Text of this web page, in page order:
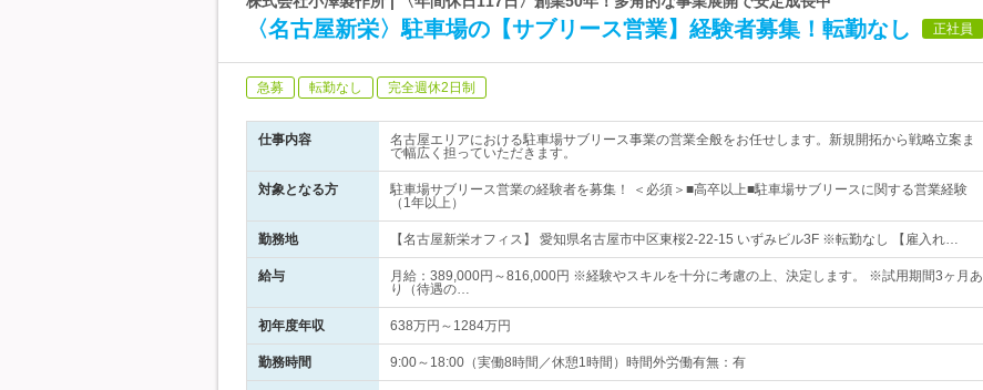
〈名古屋新栄〉駐車場の【サブリース営業】経験者募集！転勤なし 正社員
急募 転勤なし 完全週休2日制
仕事内容
名古屋エリアにおける駐車場サブリース事業の営業全般をお任せします。新規開拓から戦略立案ま
で幅広く担っていただきます。
対象となる方
駐車場サブリース営業の経験者を募集！ ＜必須＞■高卒以上■駐車場サブリースに関する営業経験
（1年以上）
勤務地 【名古屋新栄オフィス】 愛知県名古屋市中区東桜2-22-15 いずみビル3F ※転勤なし 【雇入れ…
給与
月給：389,000円～816,000円 ※経験やスキルを十分に考慮の上、決定します。 ※試用期間3ヶ月あ
り（待遇の…
初年度年収 638万円～1284万円
勤務時間 9:00～18:00（実働8時間／休憩1時間）時間外労働有無：有